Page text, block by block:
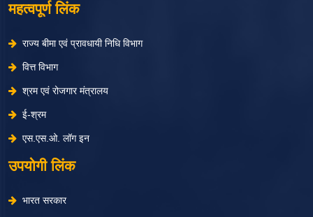
महत्वपूर्ण लिंक
राज्य बीमा एवं प्रावधायी निधि विभाग
वित्त विभाग
श्रम एवं रोजगार मंत्रालय
ई-श्रम
एस.एस.ओ. लॉग इन
उपयोगी लिंक
भारत सरकार